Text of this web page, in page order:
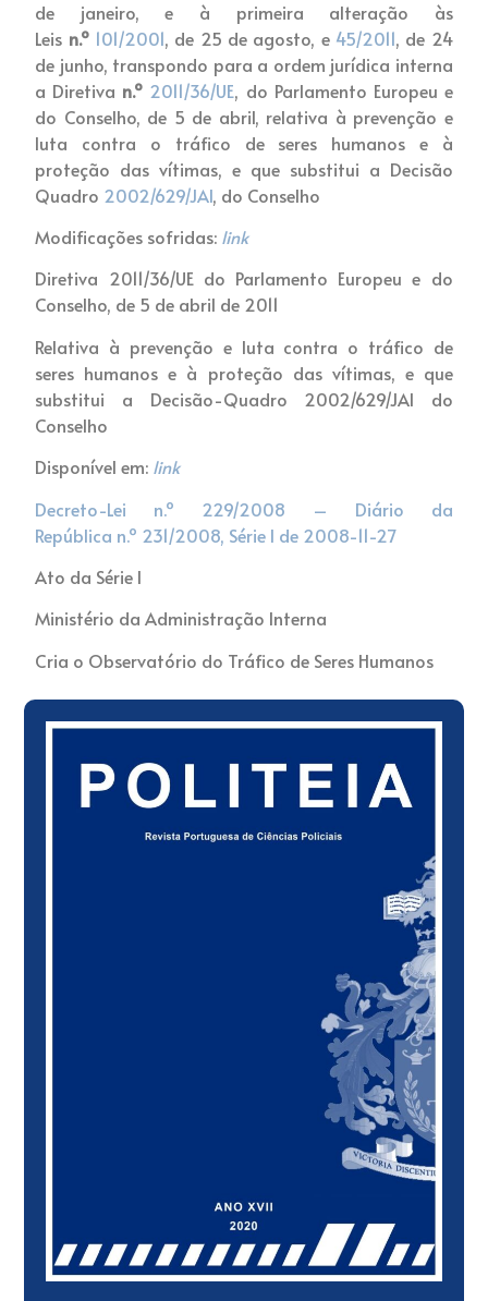
de janeiro, e à primeira alteração às
Leis n.º 101/2001, de 25 de agosto, e 45/2011, de 24
de junho, transpondo para a ordem jurídica interna
a Diretiva n.º 2011/36/UE, do Parlamento Europeu e
do Conselho, de 5 de abril, relativa à prevenção e
luta contra o tráfico de seres humanos e à
proteção das vítimas, e que substitui a Decisão
Quadro 2002/629/JAI, do Conselho
Modificações sofridas: link
Diretiva 2011/36/UE do Parlamento Europeu e do
Conselho, de 5 de abril de 2011
Relativa à prevenção e luta contra o tráfico de
seres humanos e à proteção das vítimas, e que
substitui a Decisão-Quadro 2002/629/JAI do
Conselho
Disponível em: link
Decreto-Lei n.º 229/2008 – Diário da
República n.º 231/2008, Série I de 2008-11-27
Ato da Série I
Ministério da Administração Interna
Cria o Observatório do Tráfico de Seres Humanos